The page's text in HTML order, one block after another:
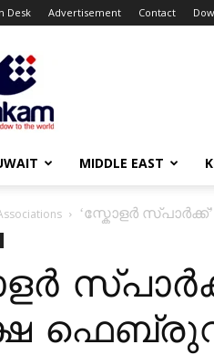
Desk Advertisement Contact
MIDDLE EAST
‘സ്കോളർ